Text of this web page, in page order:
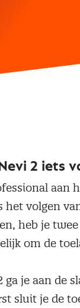
2 iets
aan
volgen
heb je
om de
ga je aan
sluit je de